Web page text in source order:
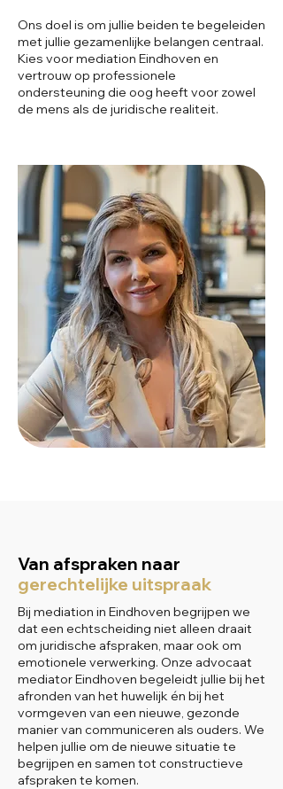
Ons doel is om jullie beiden te begeleiden
met jullie gezamenlijke belangen centraal.
Kies voor mediation Eindhoven en
vertrouw op professionele
ondersteuning die oog heeft voor zowel
de mens als de juridische realiteit.
Van afspraken naar
gerechtelijke uitspraak
Bij mediation in Eindhoven begrijpen we
dat een echtscheiding niet alleen draait
om juridische afspraken, maar ook om
emotionele verwerking. Onze advocaat
mediator Eindhoven begeleidt jullie bij het
afronden van het huwelijk én bij het
vormgeven van een nieuwe, gezonde
manier van communiceren als ouders. We
helpen jullie om de nieuwe situatie te
begrijpen en samen tot constructieve
afspraken te komen.